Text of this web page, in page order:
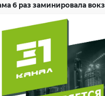
6 раз заминировала